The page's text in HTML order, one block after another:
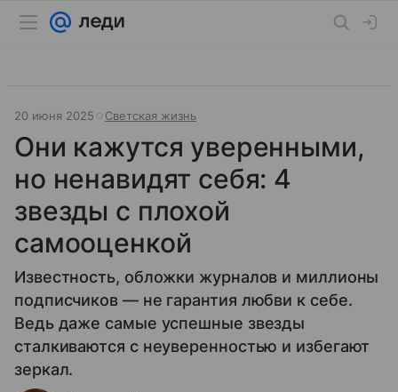
20 июня 2025 Светская жизнь
Они кажутся уверенными,
но ненавидят себя: 4
звезды с плохой
самооценкой
Известность, обложки журналов и миллионы
подписчиков — не гарантия любви к себе.
Ведь даже самые успешные звезды
сталкиваются с неуверенностью и избегают
зеркал.